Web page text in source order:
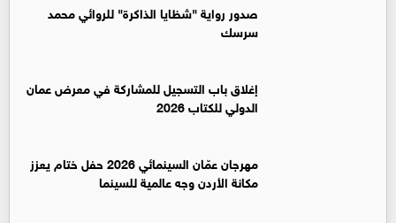
صدور رواية "شظايا الذاكرة" للروائي محمد
سرسك
إغلاق باب التسجيل للمشاركة في معرض عمان
الدولي للكتاب 2026
مهرجان عمّان السينمائي 2026 حفل ختام يعزز
مكانة الأردن وجه عالمية للسينما